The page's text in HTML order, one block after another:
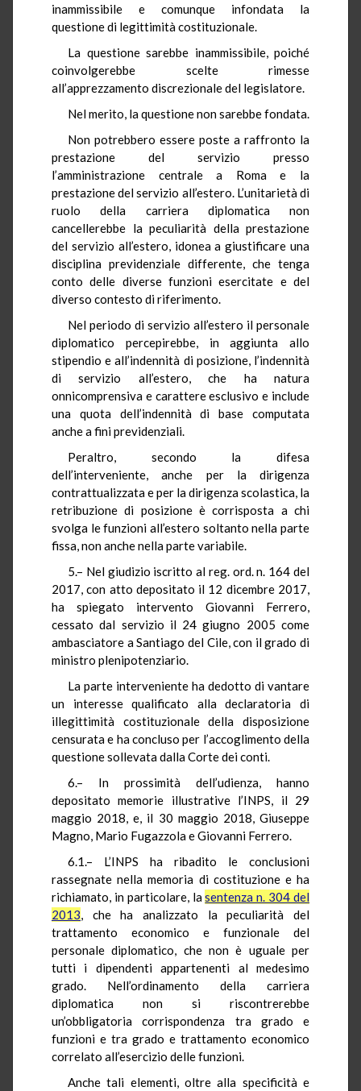
inammissibile e comunque infondata la
questione di legittimità costituzionale.
La questione sarebbe inammissibile, poiché
coinvolgerebbe scelte rimesse
all’apprezzamento discrezionale del legislatore.
Nel merito, la questione non sarebbe fondata.
Non potrebbero essere poste a raffronto la
prestazione del servizio presso
l’amministrazione centrale a Roma e la
prestazione del servizio all’estero. L’unitarietà di
ruolo della carriera diplomatica non
cancellerebbe la peculiarità della prestazione
del servizio all’estero, idonea a giustificare una
disciplina previdenziale differente, che tenga
conto delle diverse funzioni esercitate e del
diverso contesto di riferimento.
Nel periodo di servizio all’estero il personale
diplomatico percepirebbe, in aggiunta allo
stipendio e all’indennità di posizione, l’indennità
di servizio all’estero, che ha natura
onnicomprensiva e carattere esclusivo e include
una quota dell’indennità di base computata
anche a fini previdenziali.
Peraltro, secondo la difesa
dell’interveniente, anche per la dirigenza
contrattualizzata e per la dirigenza scolastica, la
retribuzione di posizione è corrisposta a chi
svolga le funzioni all’estero soltanto nella parte
fissa, non anche nella parte variabile.
5.– Nel giudizio iscritto al reg. ord. n. 164 del
2017, con atto depositato il 12 dicembre 2017,
ha spiegato intervento Giovanni Ferrero,
cessato dal servizio il 24 giugno 2005 come
ambasciatore a Santiago del Cile, con il grado di
ministro plenipotenziario.
La parte interveniente ha dedotto di vantare
un interesse qualificato alla declaratoria di
illegittimità costituzionale della disposizione
censurata e ha concluso per l’accoglimento della
questione sollevata dalla Corte dei conti.
6.– In prossimità dell’udienza, hanno
depositato memorie illustrative l’INPS, il 29
maggio 2018, e, il 30 maggio 2018, Giuseppe
Magno, Mario Fugazzola e Giovanni Ferrero.
6.1.– L’INPS ha ribadito le conclusioni
rassegnate nella memoria di costituzione e ha
richiamato, in particolare, lasentenza n. 304 del
2013, che ha analizzato la peculiarità del
trattamento economico e funzionale del
personale diplomatico, che non è uguale per
tutti i dipendenti appartenenti al medesimo
grado. Nell’ordinamento della carriera
diplomatica non si riscontrerebbe
un’obbligatoria corrispondenza tra grado e
funzioni e tra grado e trattamento economico
correlato all’esercizio delle funzioni.
Anche tali elementi, oltre alla specificità e